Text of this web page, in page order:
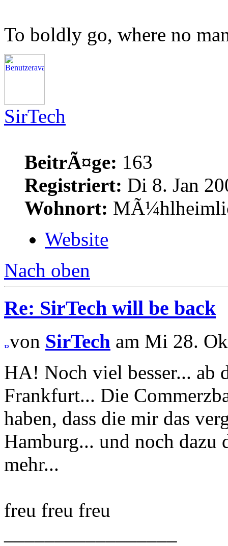
To boldly go, where no
SirTech
BeitrÃ¤ge: 163
Registriert: Di 8. Jan
Wohnort:
Website
Nach oben
Re: SirTech will be back
von SirTech am Mi 28.
HA! Noch viel besser... ab
Frankfurt... Die
haben, dass die mir das
Hamburg... und noch
mehr...
freu freu freu